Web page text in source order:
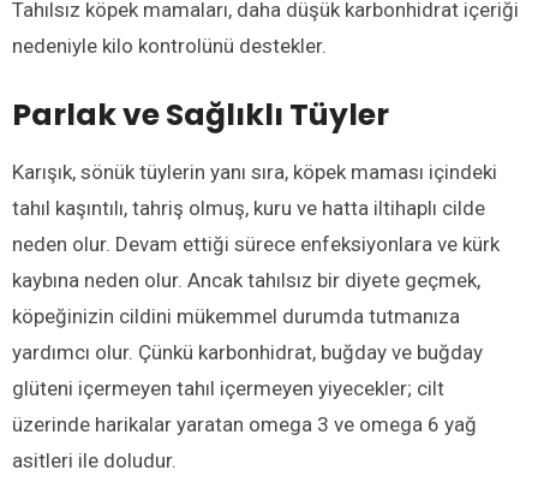
Tahılsız köpek mamaları, daha düşük karbonhidrat içeriği
nedeniyle kilo kontrolünü destekler.
Parlak ve Sağlıklı Tüyler
Karışık, sönük tüylerin yanı sıra, köpek maması içindeki
tahıl kaşıntılı, tahriş olmuş, kuru ve hatta iltihaplı cilde
neden olur. Devam ettiği sürece enfeksiyonlara ve kürk
kaybına neden olur. Ancak tahılsız bir diyete geçmek,
köpeğinizin cildini mükemmel durumda tutmanıza
yardımcı olur. Çünkü karbonhidrat, buğday ve buğday
glüteni içermeyen tahıl içermeyen yiyecekler; cilt
üzerinde harikalar yaratan omega 3 ve omega 6 yağ
asitleri ile doludur.